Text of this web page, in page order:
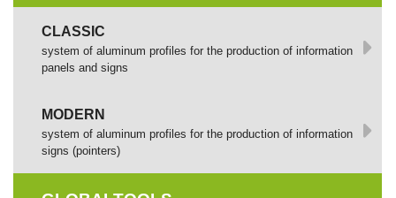
CLASSIC
system of aluminum profiles for the production of information
panels and signs
MODERN
system of aluminum profiles for the production of information
signs (pointers)